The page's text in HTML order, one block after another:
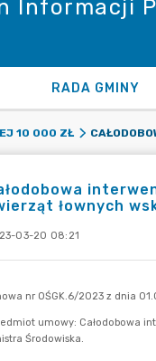
Informacji
RADA GMINY
10 000 ZŁ
łownych
03-20 08:21